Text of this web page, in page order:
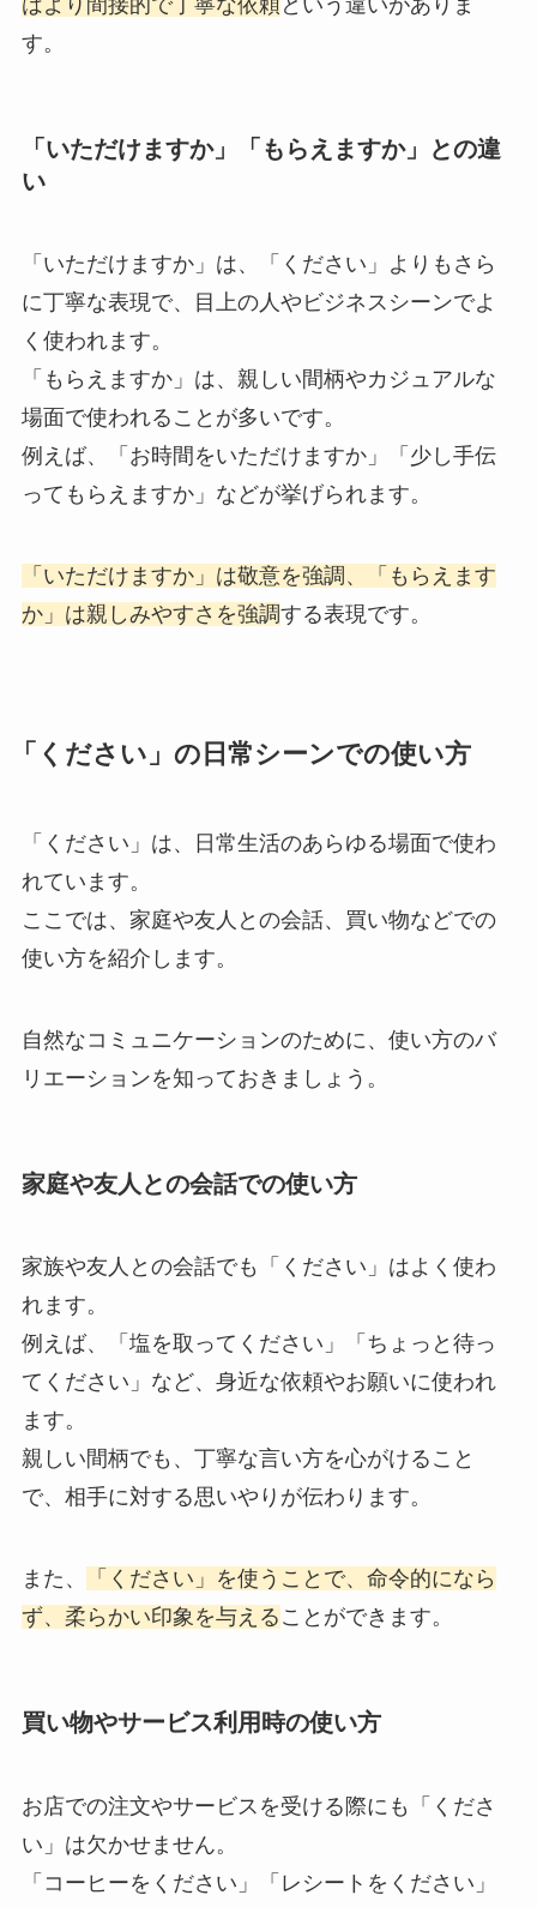
す。
「いただけますか」「もらえますか」との違
い
「いただけますか」は、「ください」よりもさら
に丁寧な表現で、目上の人やビジネスシーンでよ
く使われます。
「もらえますか」は、親しい間柄やカジュアルな
場面で使われることが多いです。
例えば、「お時間をいただけますか」「少し手伝
ってもらえますか」などが挙げられます。
「いただけますか」は敬意を強調、「もらえます
か」は親しみやすさを強調する表現です。
「ください」の日常シーンでの使い方
「ください」は、日常生活のあらゆる場面で使わ
れています。
ここでは、家庭や友人との会話、買い物などでの
使い方を紹介します。
自然なコミュニケーションのために、使い方のバ
リエーションを知っておきましょう。
家庭や友人との会話での使い方
家族や友人との会話でも「ください」はよく使わ
れます。
例えば、「塩を取ってください」「ちょっと待っ
てください」など、身近な依頼やお願いに使われ
ます。
親しい間柄でも、丁寧な言い方を心がけること
で、相手に対する思いやりが伝わります。
また、
「ください」を使うことで、命令的になら
ず、柔らかい印象を与える ことができます。
買い物やサービス利用時の使い方
お店での注文やサービスを受ける際にも「くださ
い」は欠かせません。
「コーヒーをください」「レシートをください」